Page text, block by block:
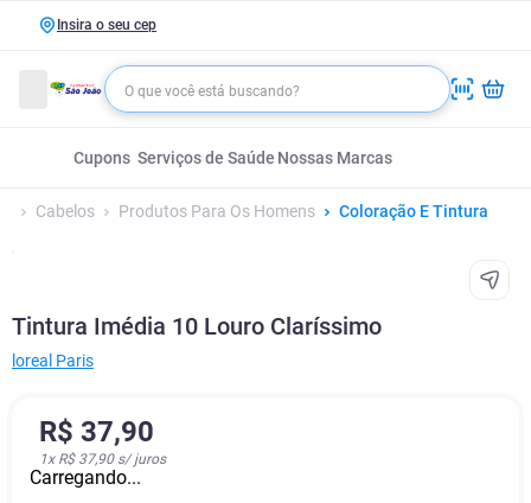
Insira o seu cep
Cupons Serviços de Saúde Nossas Marcas
Cabelos Produtos Para Os Homens Coloração E Tintura
Tintura Imédia 10 Louro Claríssimo
‎loreal Paris
R$ 37,90
1x R$ 37,90s/ juros
Carregando...